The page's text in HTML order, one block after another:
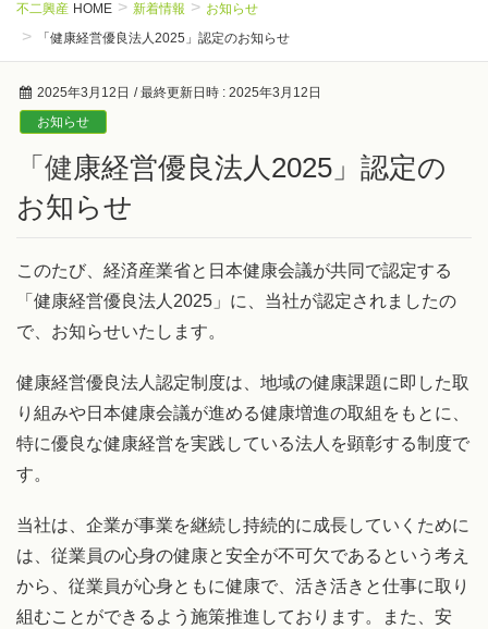
不二興産 HOME 新着情報
お知らせ
「健康経営優良法人2025」認定のお知らせ
2025年3月12日 / 最終更新日時 : 2025年3月12日
お知らせ
「健康経営優良法人2025」認定の
お知らせ
このたび、経済産業省と日本健康会議が共同で認定する
「健康経営優良法人2025」に、当社が認定されましたの
で、お知らせいたします。
健康経営優良法人認定制度は、地域の健康課題に即した取
り組みや日本健康会議が進める健康増進の取組をもとに、
特に優良な健康経営を実践している法人を顕彰する制度で
す。
当社は、企業が事業を継続し持続的に成長していくために
は、従業員の心身の健康と安全が不可欠であるという考え
から、従業員が心身ともに健康で、活き活きと仕事に取り
組むことができるよう施策推進しております。また、安